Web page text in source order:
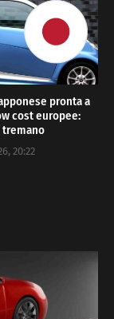
pronta a
cost europee:
tremano
20:22